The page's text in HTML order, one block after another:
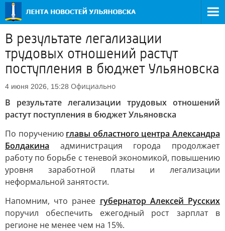
В результате легализации
трудовых отношений растут
поступления в бюджет Ульяновска
4 июня 2026, 15:28 Официально
В результате легализации трудовых отношений
растут поступления в бюджет Ульяновска
По поручению главы областного центра Александра
Болдакина администрация города продолжает
работу по борьбе с теневой экономикой, повышению
уровня заработной платы и легализации
неформальной занятости.
Напомним, что ранее губернатор Алексей Русских
поручил обеспечить ежегодный рост зарплат в
регионе не менее чем на 15%.